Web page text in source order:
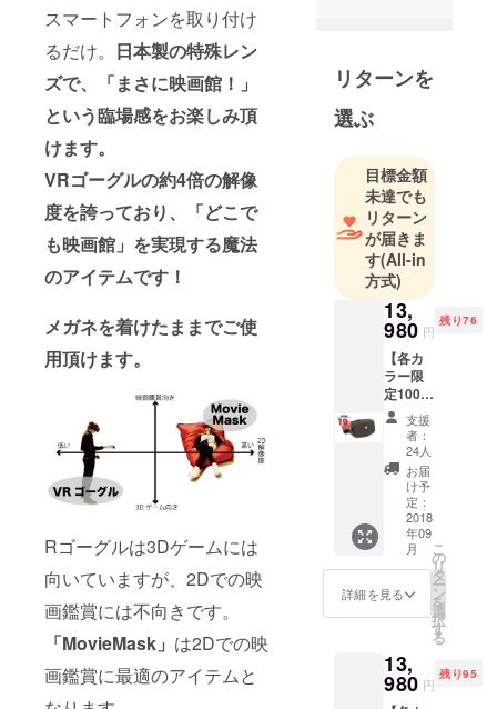
スマートフォンを取り付け
るだけ。 日本製の特殊レン
ズで、「まさに映画館！」
という臨場感をお楽しみ頂
けます。
VRゴーグルの約4倍の解像
度を誇っており、「どこで
も映画館」を実現する魔法
のアイテムです！
メガネを着けたままでご使
用頂けます。
Rゴーグルは3Dゲームには
向いていますが、2Dでの映
画鑑賞には不向きです。
「MovieMask」 は2Dでの映
画鑑賞に最適のアイテムと
イン語で
「自由
（Libertad）
」を意味し
ます。海外
の便利な商
品をお届け
すること
で、日本の
皆様にさら
に「自由」
な生活を
送って頂き
たいという
意味が込め
られており
ます。日々
海外を飛び
回り喜んで
頂ける商品
を発掘して
おります。
皆様のご支
しくお願い
致します。
リターンを
選ぶ
目標金額
未達でも
リターン
が届きま
す(All-in
方式)
13,
980 円
残り76
【各カ
ラー限
定100個
特別価
格】
MovieM
ask
Premiu
mブ
ラック
× 1個 ・
一般販
売予定
価格
17,258
円（税
19％OF
F ・送
料込み
支援
者：
24人
お届
け予
定：
2018
年09
月
詳細を見る
こ
の
リ
タ
ー
ン
を
選
択
す
る
13,
980 円
残り95